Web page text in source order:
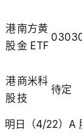
港
股
南方黄
金 ETF
港
股
商米科
技
待定
明日（4/22）A